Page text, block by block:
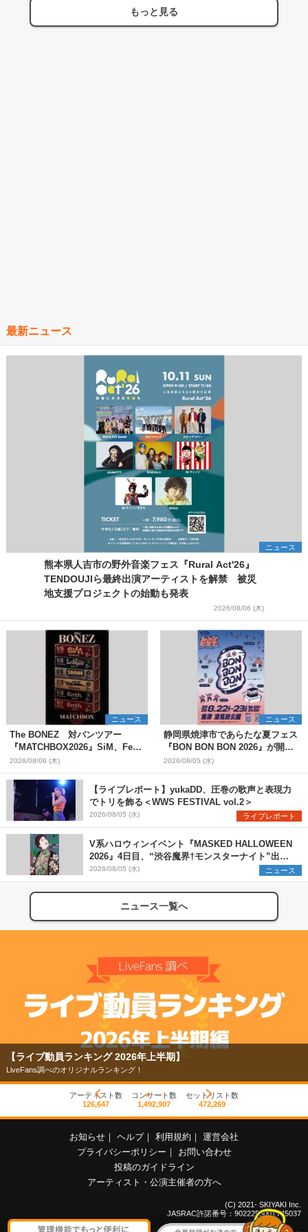
もっと見る
最新ニュース
ニュース
熊本県人吉市の野外音楽フェス『Rural Act'26』
TENDOUJIら最終出演アーティストを解禁 被災
地支援プロジェクトの始動も発表
2026/08/06 (木)
ニュース
The BONEZ 対バンツアー
『MATCHBOX2026』SiM、Fear,
and Loathing in Las Vegasら対
バンアーティストを一斉解禁
2026/08/06 (木)
ニュース
静岡県焼津市であらたな夏フェス
『BON BON BON 2026』が開
催 音楽ライブ×盆踊り×DJ×屋台
グルメ×ランタンナイトで彩る2日
間
2026/08/05 (水)
【ライブレポート】yukaDD、圧巻の歌声と表現力
でトリを飾る＜WWS FESTIVAL vol.2＞
2026/08/05 (水) ライブレポート
V系ハロウィンイベント『MASKED HALLOWEEN
2026』4日目、“渋谷魔界†モンスターナイト”出演6
組を発表
2026/08/05 (水) ニュース
ニュース一覧へ
【ライブ動員ランキング 2026年上半期】
LiveFans調べのオリジナルランキング！
アーティスト数
126,647
コンサート数
1,492,907
セットリスト数
472,269
お知らせ ヘルプ 利用規約
運営会社
プライバシーポリシー
お問い合わせ
投稿のガイドライン
アーティスト・公演主催者の方へ
(C) 2021- SKIYAKI Inc.
JASRAC許諾番号：9022255001Y45037